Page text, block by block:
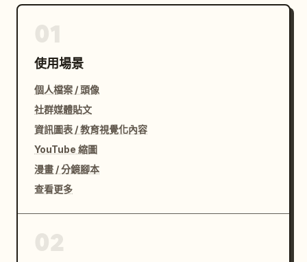
使用場景
個人檔案 / 頭像
社群媒體貼文
資訊圖表 / 教育視覺化內容
YouTube 縮圖
漫畫 / 分鏡腳本
查看更多